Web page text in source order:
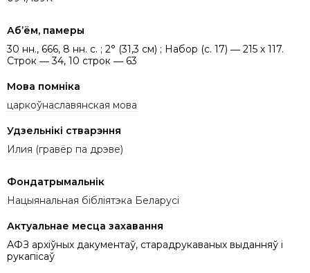
Аб’ём, памеры
30 нн., 666, 8 нн. с. ; 2° (31,3 см) ; Набор (с. 17) ― 215 х 117.
Строк ― 34, 10 строк ― 63
Мова помніка
царкоўнаславянская мова
Удзельнікі стварэння
Илия (гравёр па дрэве)
Фондатрымальнік
Нацыянальная бібліятэка Беларусі
Актуальнае месца захавання
АФЗ архіўных дакументаў, старадрукаваных выданняў і
рукапісаў